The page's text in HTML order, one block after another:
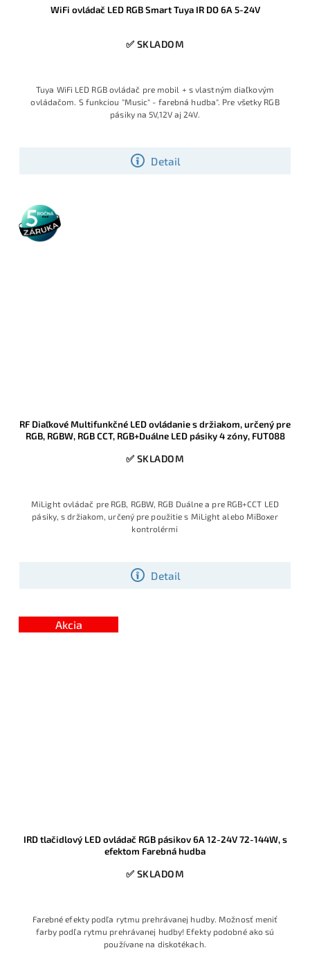
WiFi ovládač LED RGB Smart Tuya IR DO 6A 5-24V
✅ SKLADOM
Detail
Tuya WiFi LED RGB ovládač pre mobil + s vlastným diaľkovým
ovládačom. S funkciou "Music" - farebná hudba". Pre všetky RGB
pásiky na 5V,12V aj 24V.
5 rokov
záruka
RF Diaľkové Multifunkčné LED ovládanie s držiakom, určený pre
RGB, RGBW, RGB CCT, RGB+Duálne LED pásiky 4 zóny, FUT088
✅ SKLADOM
Detail
MiLight ovládač pre RGB, RGBW, RGB Duálne a pre RGB+CCT LED
pásiky, s držiakom, určený pre použitie s MiLight alebo MiBoxer
kontrolérmi
Akcia
IRD tlačidlový LED ovládač RGB pásikov 6A 12-24V 72-144W, s
efektom Farebná hudba
✅ SKLADOM
Farebné efekty podľa rytmu prehrávanej hudby. Možnosť meniť
farby podľa rytmu prehrávanej hudby! Efekty podobné ako sú
používane na diskotékach.